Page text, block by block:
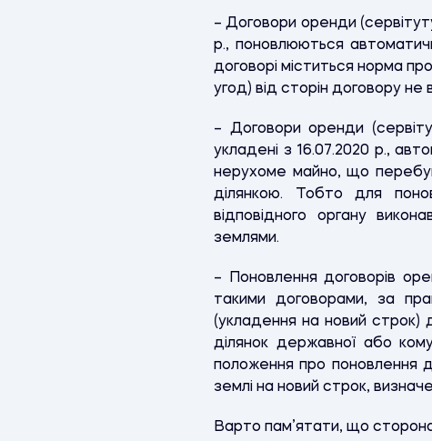
– Договори оренди
р., поновлюються
договорі міститься норма
угод) від сторін договору не
– Договори оренди
укладені з 16.07.2020 р.,
нерухоме майно, що
ділянкою. Тобто для
відповідного органу
землями.
– Поновлення договорів
такими договорами, за
(укладення на новий строк)
ділянок державної або
положення про поновлення
землі на новий строк,
Варто пам’ятати, що